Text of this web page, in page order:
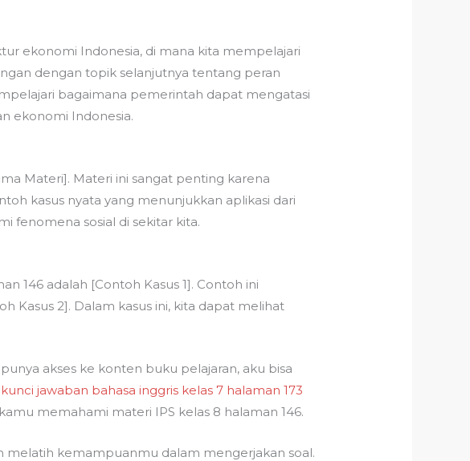
ekonomi Indonesia, di mana kita mempelajari
dengan topik selanjutnya tentang peran
bagaimana pemerintah dapat mengatasi
ekonomi Indonesia.
Materi]. Materi ini sangat penting karena
kasus nyata yang menunjukkan aplikasi dari
fenomena sosial di sekitar kita.
146 adalah [Contoh Kasus 1]. Contoh ini
Kasus 2]. Dalam kasus ini, kita dapat melihat
akses ke konten buku pelajaran, aku bisa
kunci jawaban bahasa inggris kelas 7 halaman 173
memahami materi IPS kelas 8 halaman 146.
melatih kemampuanmu dalam mengerjakan soal.